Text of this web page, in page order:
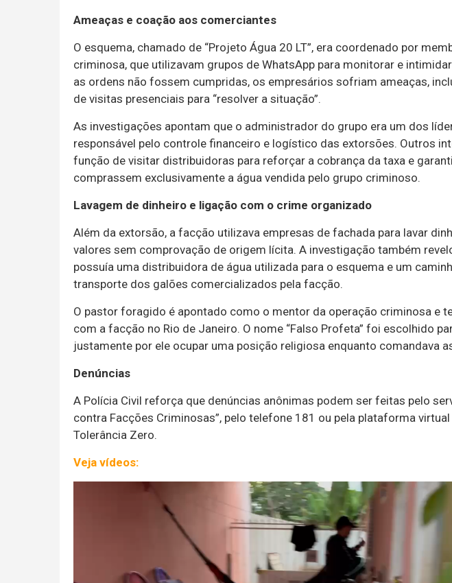
Ameaças e coação aos comerciantes
O esquema, chamado de “Projeto Água 20 LT”, era coordenado por
criminosa, que utilizavam grupos de WhatsApp para monitorar e
as ordens não fossem cumpridas, os empresários sofriam ameaças,
de visitas presenciais para “resolver a situação”.
As investigações apontam que o administrador do grupo era um dos
responsável pelo controle financeiro e logístico das extorsões. Outros
função de visitar distribuidoras para reforçar a cobrança da taxa e
comprassem exclusivamente a água vendida pelo grupo criminoso.
Lavagem de dinheiro e ligação com o crime organizado
Além da extorsão, a facção utilizava empresas de fachada para lavar
valores sem comprovação de origem lícita. A investigação também
possuía uma distribuidora de água utilizada para o esquema e um
transporte dos galões comercializados pela facção.
O pastor foragido é apontado como o mentor da operação criminosa e
com a facção no Rio de Janeiro. O nome “Falso Profeta” foi escolhido
justamente por ele ocupar uma posição religiosa enquanto comandava
Denúncias
A Polícia Civil reforça que denúncias anônimas podem ser feitas pelo
contra Facções Criminosas”, pelo telefone 181 ou pela plataforma
Tolerância Zero.
Veja vídeos: